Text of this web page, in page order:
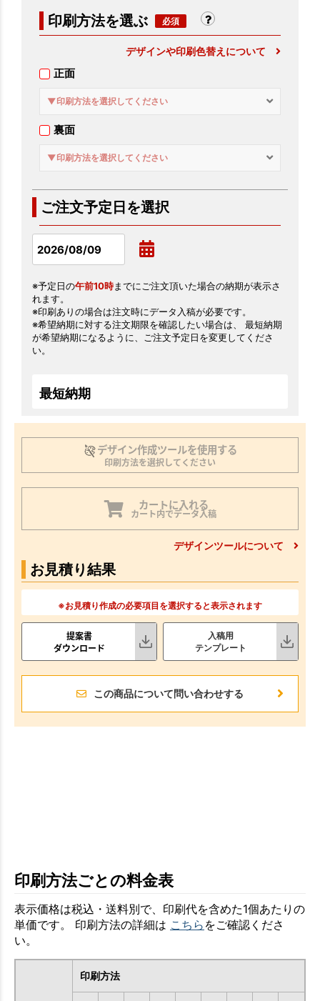
印刷方法を選ぶ
デザインや印刷色替えについて
正面
▼印刷方法を選択してください
裏面
▼印刷方法を選択してください
ご注文予定日を選択
※予定日の午前10時までにご注文頂いた場合の納期が表示さ
れます。
※印刷ありの場合は注文時にデータ入稿が必要です。
※希望納期に対する注文期限を確認したい場合は、 最短納期
が希望納期になるように、ご注文予定日を変更してくださ
い。
最短納期
デザイン作成ツールを使用する
印刷方法を選択してください
カートに入れる
カート内でデータ入稿
デザインツールについて
お見積り結果
※お見積り作成の必要項目を選択すると表示されます
提案書
ダウンロード
入稿用
テンプレート
この商品について問い合わせする
印刷方法ごとの料金表
表示価格は税込・送料別で、印刷代を含めた1個あたりの
単価です。 印刷方法の詳細は こちら をご確認くださ
い。
印刷方法